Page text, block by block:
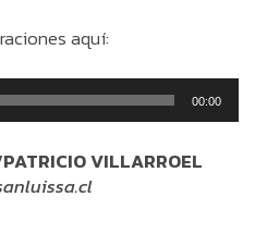
aquí:
00:00
VILLARROEL